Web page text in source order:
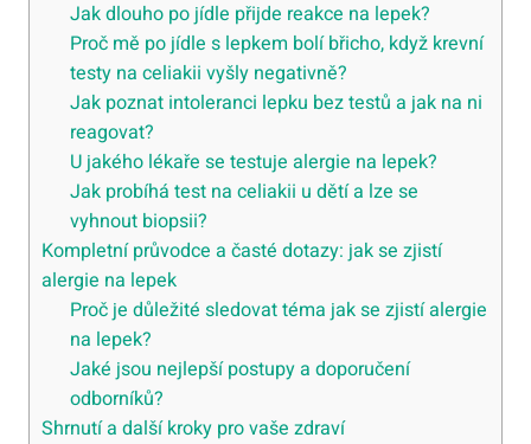
Jak dlouho po jídle přijde reakce na lepek?
Proč mě po jídle s lepkem bolí břicho, když krevní
testy na celiakii vyšly negativně?
Jak poznat intoleranci lepku bez testů a jak na ni
reagovat?
U jakého lékaře se testuje alergie na lepek?
Jak probíhá test na celiakii u dětí a lze se
vyhnout biopsii?
Kompletní průvodce a časté dotazy: jak se zjistí
alergie na lepek
Proč je důležité sledovat téma jak se zjistí alergie
na lepek?
Jaké jsou nejlepší postupy a doporučení
odborníků?
Shrnutí a další kroky pro vaše zdraví